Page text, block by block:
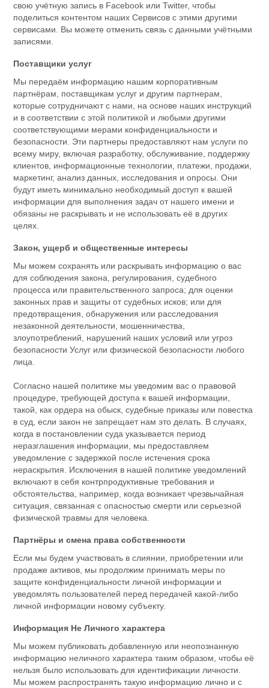
свою учётную запись в Facebook или Twitter, чтобы
поделиться контентом наших Сервисов с этими другими
сервисами. Вы можете отменить связь с данными учётными
записями.
Поставщики услуг
Мы передаём информацию нашим корпоративным
партнёрам, поставщикам услуг и другим партнерам,
которые сотрудничают с нами, на основе наших инструкций
и в соответствии с этой политикой и любыми другими
соответствующими мерами конфиденциальности и
безопасности. Эти партнеры предоставляют нам услуги по
всему миру, включая разработку, обслуживание, поддержку
клиентов, информационные технологии, платежи, продажи,
маркетинг, анализ данных, исследования и опросы. Они
будут иметь минимально необходимый доступ к вашей
информации для выполнения задач от нашего имени и
обязаны не раскрывать и не использовать её в других
целях.
Закон, ущерб и общественные интересы
Мы можем сохранять или раскрывать информацию о вас
для соблюдения закона, регулирования, судебного
процесса или правительственного запроса; для оценки
законных прав и защиты от судебных исков; или для
предотвращения, обнаружения или расследования
незаконной деятельности, мошенничества,
злоупотреблений, нарушений наших условий или угроз
безопасности Услуг или физической безопасности любого
лица.
Согласно нашей политике мы уведомим вас о правовой
процедуре, требующей доступа к вашей информации,
такой, как ордера на обыск, судебные приказы или повестка
в суд, если закон не запрещает нам это делать. В случаях,
когда в постановлении суда указывается период
неразглашения информации, мы предоставляем
уведомление с задержкой после истечения срока
нераскрытия. Исключения в нашей политике уведомлений
включают в себя контрпродуктивные требования и
обстоятельства, например, когда возникает чрезвычайная
ситуация, связанная с опасностью смерти или серьезной
физической травмы для человека.
Партнёры и смена права собственности
Если мы будем участвовать в слиянии, приобретении или
продаже активов, мы продолжим принимать меры по
защите конфиденциальности личной информации и
уведомлять пользователей перед передачей какой-либо
личной информации новому субъекту.
Информация Не Личного характера
Мы можем публиковать добавленную или неопознанную
информацию неличного характера таким образом, чтобы её
нельзя было использовать для идентификации личности.
Мы можем распространять такую информацию лично и с